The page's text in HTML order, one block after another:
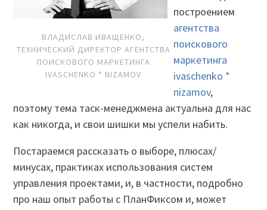
ВЛАДИСЛАВ ИВАЩЕНКО,
ТЕХНИЧЕСКИЙ ДИРЕКТОР АГЕНТСТВА
ПОИСКОВОГО МАРКЕТИНГА
IVASCHENKO * NIZAMOV
построением
агентства
поискового
маркетинга
ivaschenko *
nizamov,
поэтому тема таск-менеджмена актуальна для нас
как никогда, и свои шишки мы успели набить.
Постараемся рассказать о выборе, плюсах/
минусах, практиках использования систем
управления проектами, и, в частности, подробно
про наш опыт работы с ПланФиксом и, может